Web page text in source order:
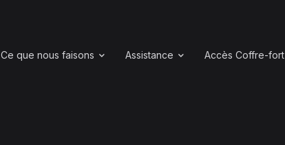
Ce que nous faisons Assistance Accès Coffre-fort